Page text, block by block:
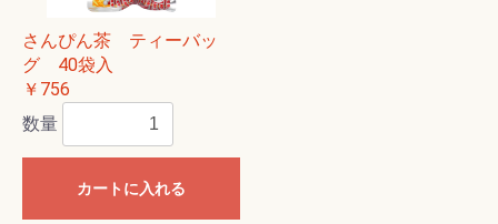
さんぴん茶 ティーバッ
グ 40袋入
￥756
数量
カートに入れる